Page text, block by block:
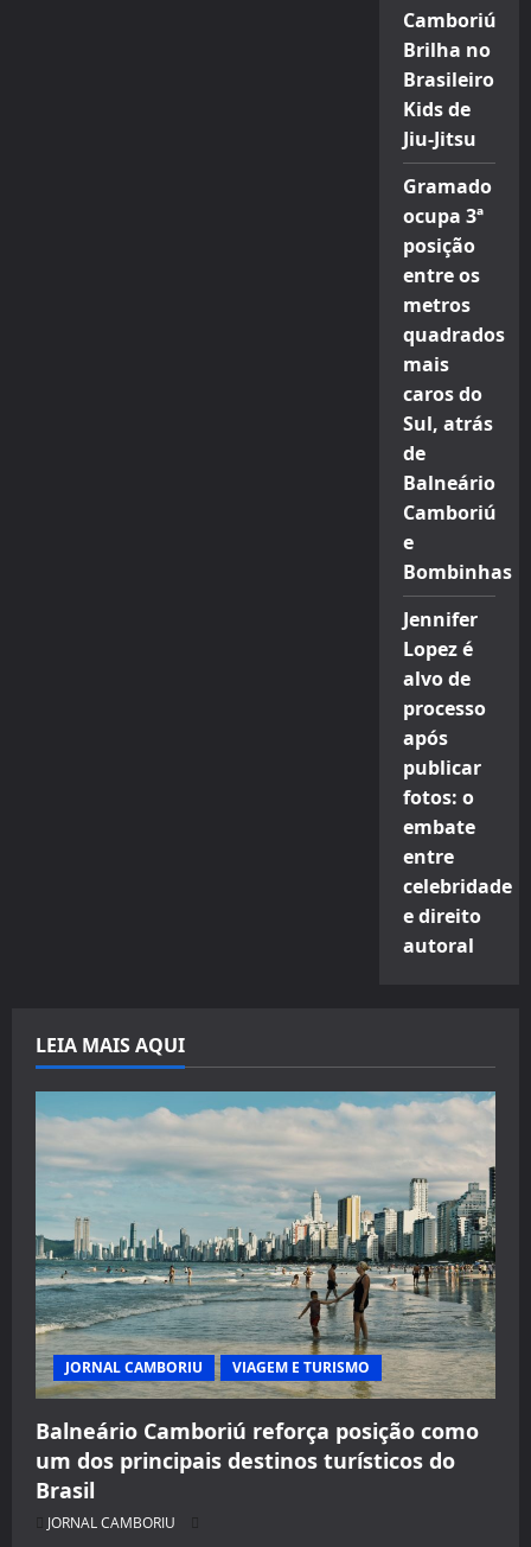
Camboriú
Brilha no
Brasileiro
Kids de
Jiu-Jitsu
Gramado
ocupa 3ª
posição
entre os
metros
quadrados
mais
caros do
Sul, atrás
de
Balneário
Camboriú
e
Bombinhas
Jennifer
Lopez é
alvo de
processo
após
publicar
fotos: o
embate
entre
celebridade
e direito
autoral
LEIA MAIS AQUI
JORNAL CAMBORIU VIAGEM E TURISMO
Balneário Camboriú reforça posição como
um dos principais destinos turísticos do
Brasil
JORNAL CAMBORIU